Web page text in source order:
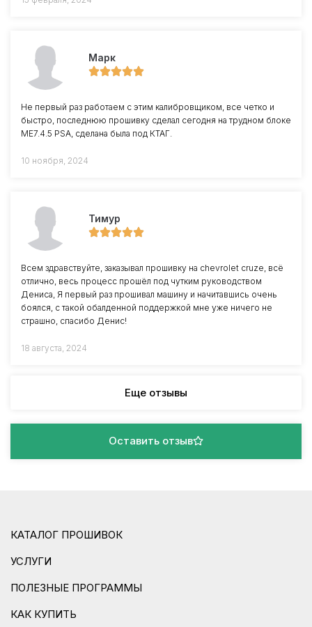
Марк
Не первый раз работаем с этим калибровщиком, все четко и
быстро, последнюю прошивку сделал сегодня на трудном блоке
ME7.4.5 PSA, сделана была под КТАГ.
10 ноября, 2024
Тимур
Всем здравствуйте, заказывал прошивку на chevrolet cruze, всё
отлично, весь процесс прошёл под чутким руководством
Дениса, Я первый раз прошивал машину и начитавшись очень
боялся, с такой обалденной поддержкой мне уже ничего не
страшно, спасибо Денис!
18 августа, 2024
Еще отзывы
Оставить отзыв
КАТАЛОГ ПРОШИВОК
УСЛУГИ
ПОЛЕЗНЫЕ ПРОГРАММЫ
КАК КУПИТЬ